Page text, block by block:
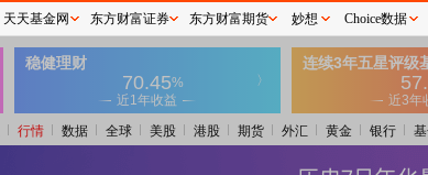
行情 数据 全球 美股 港股 期货 外汇 黄金 银行
天天基金网 东方财富证券 东方财富期货 妙想 Choice数据